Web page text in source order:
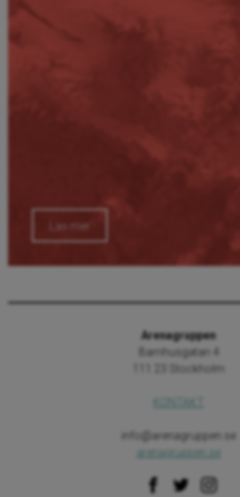
Läs mer
Arenagruppen
Barnhusgatan 4
111 23 Stockholm
info@arenagruppen.se
arenagruppen.se